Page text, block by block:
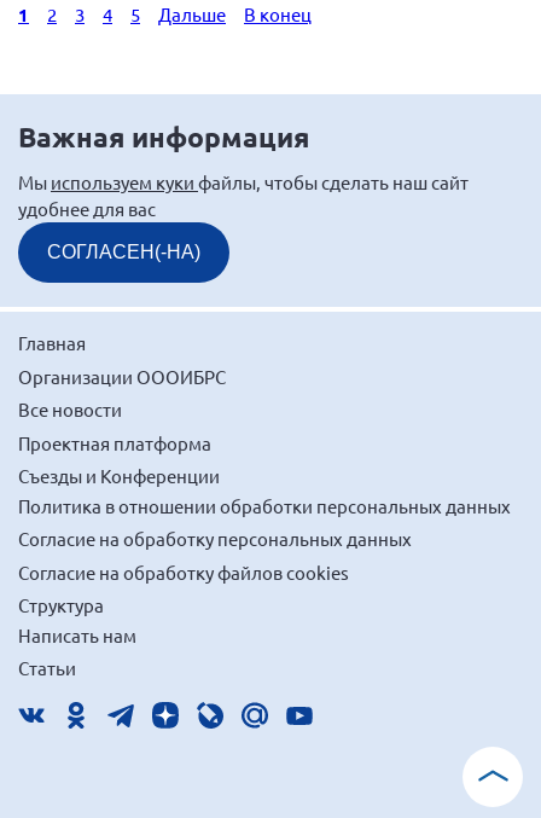
1 2 3 4 5 Дальше В конец
Важная информация
Мы используем куки файлы, чтобы сделать наш сайт
удобнее для вас
СОГЛАСЕН(-НА)
Главная
Организации ОООИБРС
Все новости
Проектная платформа
Съезды и Конференции
Политика в отношении обработки персональных данных
Согласие на обработку персональных данных
Согласие на обработку файлов cookies
Структура
Написать нам
Статьи